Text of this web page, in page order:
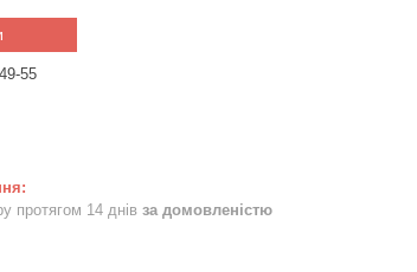
55
протягом 14 днів за домовленістю